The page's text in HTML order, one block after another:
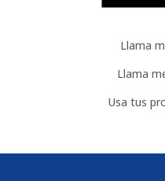
Llama
Llama
Usa tus